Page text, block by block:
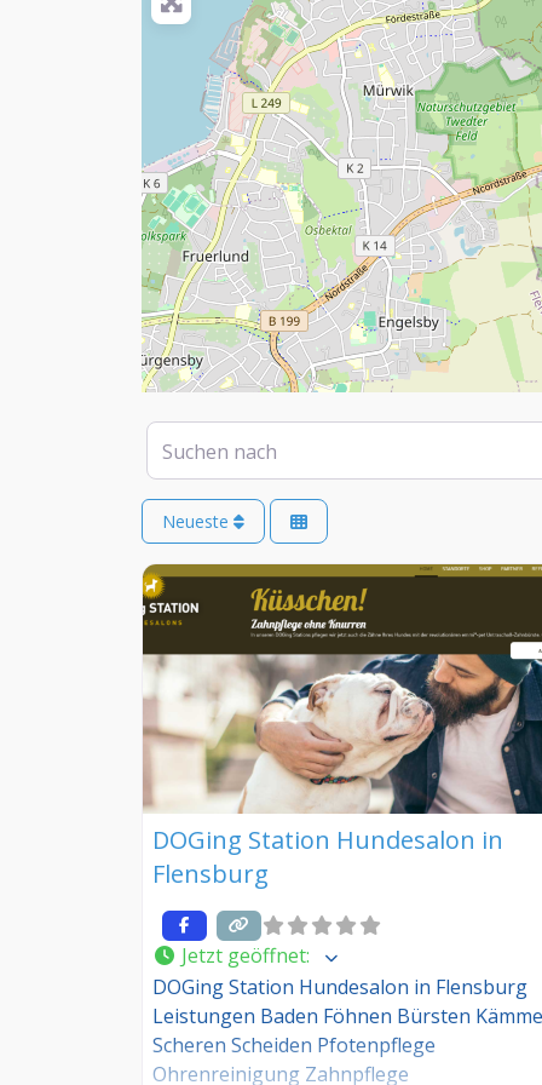
Suchen nach
Neueste
DOGing Station Hundesalon in
Flensburg
Jetzt geöffnet:
DOGing Station Hundesalon in Flensburg
Leistungen Baden Föhnen Bürsten
Scheren Scheiden Pfotenpflege
Ohrenreinigung Zahnpflege